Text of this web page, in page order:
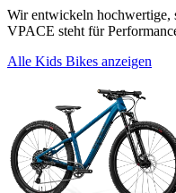
Wir entwickeln hochwertige,
VPACE steht für
Alle Kids Bikes anzeigen